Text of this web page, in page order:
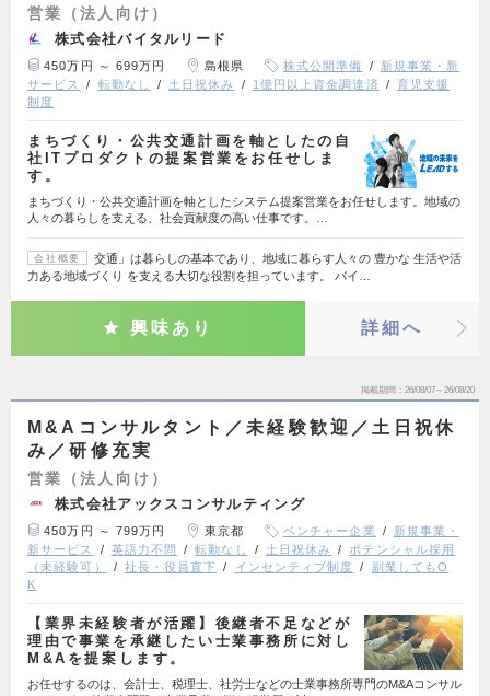
営業（法人向け）
株式会社バイタルリード
450万円 ～ 699万円 島根県 株式公開準備
新規事業・新
サービス
転勤なし 土日祝休み 1億円以上資金調達済
育児支援
制度
まちづくり・公共交通計画を軸としたの自
社ITプロダクトの提案営業をお任せしま
す。
まちづくり・公共交通計画を軸としたシステム提案営業をお任せします。地域の
人々の暮らしを支える、社会貢献度の高い仕事です。…
会社概要
交通」は暮らしの基本であり、地域に暮らす人々の 豊かな 生活や活
力ある地域づくり を支える大切な役割を担っています。 バイ…
興味あり 詳細へ
掲載期間 26/08/07～26/08/20
M&Aコンサルタント／未経験歓迎／土日祝休
み／研修充実
営業（法人向け）
株式会社アックスコンサルティング
450万円 ～ 799万円 東京都 ベンチャー企業
新規事業・
新サービス
英語力不問 転勤なし 土日祝休み
ポテンシャル採用
（未経験可）
社長・役員直下 インセンティブ制度
副業してもO
K
【業界未経験者が活躍】後継者不足などが
理由で事業を承継したい士業事務所に対し
M&Aを提案します。
お任せするのは、会計士、税理士、社労士などの士業事務所専門のM&Aコンサル